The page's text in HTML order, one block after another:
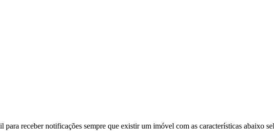
para receber notificações sempre que existir um imóvel com as características abaixo